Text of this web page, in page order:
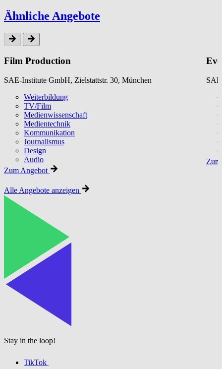
Ähnliche Angebote
Film Production
SAE-Institute GmbH, Zielstattstr. 30, München
Weiterbildung
TV/Film
Medienwissenschaft
Medientechnik
Kommunikation
Journalismus
Design
Audio
Zum Angebot
Alle Angebote anzeigen
Stay in the loop!
TikTok